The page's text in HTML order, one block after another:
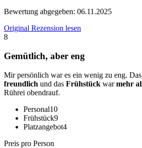
Bewertung abgegeben: 06.11.2025
Original Rezension lesen
8
Gemütlich, aber eng
Mir persönlich war es ein wenig zu eng. Das
freundlich und das Frühstück warmehr
Rührei obendrauf.
Personal10
Frühstück9
Platzangebot4
Preis pro Person